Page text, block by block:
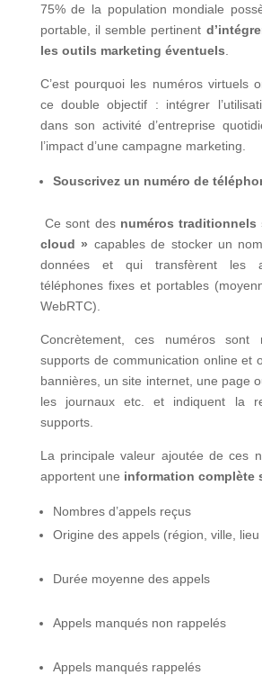
75% de la population mondiale
portable, il semble pertinent
les outils marketing éventuels
C’est pourquoi les numéros virtuels
ce double objectif : intégrer
dans son activité d’entreprise
l’impact d’une campagne marketing.
Souscrivez un numéro de
Ce sont des numéros
cloud » capables de stocker un
données et qui transfèrent les
téléphones fixes et portables
WebRTC).
Concrètement, ces numéros sont
supports de communication online et
bannières, un site internet, une page
les journaux etc. et indiquent la
supports.
La principale valeur ajoutée de ces
apportent une information complète
Nombres d’appels reçus
Origine des appels (région, ville, lieu
Durée moyenne des appels
Appels manqués non rappelés
Appels manqués rappelés